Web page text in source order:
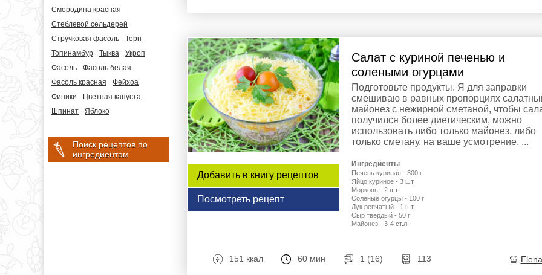
Смородина красная
Стеблевой сельдерей
Стручковая фасоль
Терн
Топинамбур
Тыква
Укроп
Фасоль
Фасоль белая
Фасоль красная
Фейхоа
Финики
Цветная капуста
Шпинат
Яблоко
Поиск рецептов по
ингредиентам
Добавить в книгу рецептов
Посмотреть рецепт
Салат с куриной печенью и
солеными огурцами
Подготовьте продукты. Я для заправки
смешиваю в равных пропорциях
майонез с нежирной сметаной, чтобы
получился более диетическим, можно
использовать либо только майонез, либо
только сметану, на ваше усмотрение. ...
Ингредиенты
Печень куриная - 300 г
Яйцо куриное - 3 шт.
Морковь - 2 шт.
Соленые огурцы - 100 г
Лук репчатый - 1 шт.
Сыр твердый - 50 г
Майонез - 3-4 ст.л.
151 ккал 60 мин 1 (16) 113